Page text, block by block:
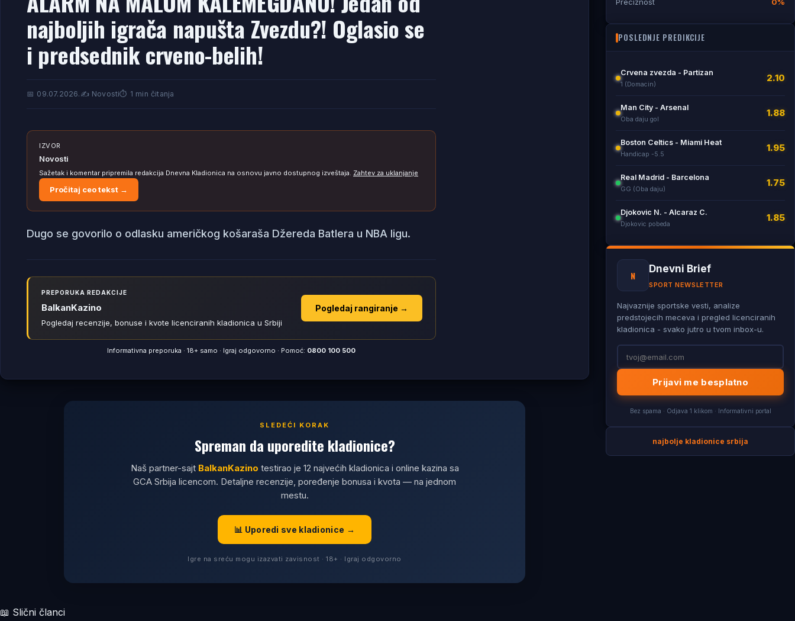
najboljih igrača napušta Zvezdu?! Oglasio se
i predsednik crveno-belih!
📅 09.07.2026. ✍️ Novosti⏱️ 1 min čitanja
IZVOR
Novosti
Sažetak i komentar pripremila redakcija Dnevna Kladionica na osnovu javno dostupnog izveštaja. Zahtev za uklanjanje
Pročitaj ceo tekst →
Dugo se govorilo o odlasku američkog košaraša Džereda Batlera u NBA ligu.
PREPORUKA REDAKCIJE
BalkanKazino
Pogledaj recenzije, bonuse i kvote licenciranih kladionica u Srbiji
Pogledaj rangiranje →
Informativna preporuka · 18+ samo · Igraj odgovorno · Pomoć: 0800 100 500
SLEDEĆI KORAK
Spreman da uporedite kladionice?
Naš partner-sajt BalkanKazino testirao je 12 najvećih kladionica i online kazina sa
GCA Srbija licencom. Detaljne recenzije, poređenje bonusa i kvota — na jednom
mestu.
📊 Uporedi sve kladionice →
Igre na sreću mogu izazvati zavisnost · 18+ · Igraj odgovorno
📖 Slični članci
POSLEDNJE PREDIKCIJE
Crvena zvezda - Partizan
1 (Domacin)
2.10
Man City - Arsenal
Oba daju gol
1.88
Boston Celtics - Miami Heat
Handicap -5.5
1.95
Real Madrid - Barcelona
GG (Oba daju)
1.75
Djokovic N. - Alcaraz C.
Djokovic pobeda
1.85
N
Dnevni Brief
SPORT NEWSLETTER
Najvaznije sportske vesti, analize
predstojecih meceva i pregled licenciranih
kladionica - svako jutro u tvom inbox-u.
Prijavi me besplatno
Bez spama · Odjava 1 klikom · Informativni portal
najbolje kladionice srbija